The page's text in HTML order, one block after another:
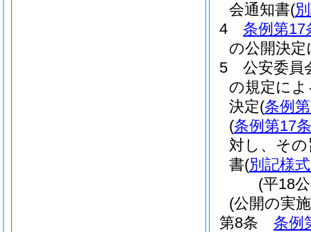
会通知書(
4
条例第17
の公開決
5
公安委員
の規定に
決定(条例
(条例第17
対し、そ
書(別記様
(平18
(公開の実
第8条
条例